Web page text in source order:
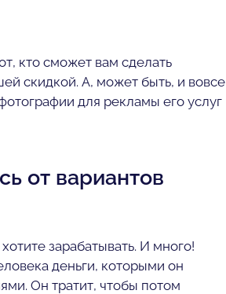
кто сможет вам сделать
скидкой. А, может быть, и вовсе
для рекламы его услуг
от вариантов
зарабатывать. И много!
деньги, которыми он
Он тратит, чтобы потом